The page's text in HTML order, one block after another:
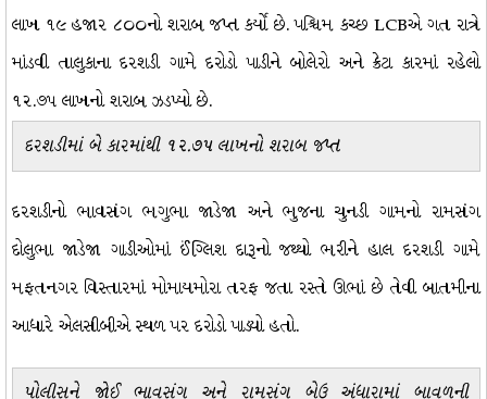
લાખ ૧૯ હજાર ૮૦૦નો શરાબ જપ્ત કર્યો છે. પશ્ચિમ કચ્છ LCBએ ગત રાત્રે
માંડવી તાલુકાના દરશડી ગામે દરોડો પાડીને બોલેરો અને ક્રેટા કારમાં રહેલો
૧૨.૭૫ લાખનો શરાબ ઝડપ્યો છે.
દરશડીમાં બે કારમાંથી ૧૨.૭૫ લાખનો શરાબ જપ્ત
દરશડીનો ભાવસંગ ભગુભા જાડેજા અને ભુજના ચુનડી ગામનો રામસંગ
દોલુભા જાડેજા ગાડીઓમાં ઈંગ્લિશ દારૂનો જથ્થો ભરીને હાલ દરશડી ગામે
મફતનગર વિસ્તારમાં મોમાયમોરા તરફ જતા રસ્તે ઊભાં છે તેવી બાતમીના
આધારે એલસીબીએ સ્થળ પર દરોડો પાડ્યો હતો.
પોલીસને જોઈ ભાવસંગ અને રામસંગ બેઉ અંધારામાં બાવળની